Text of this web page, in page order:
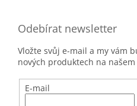
Odebírat newsletter
Vložte svůj e-mail a my vám
nových produktech na
E-mail